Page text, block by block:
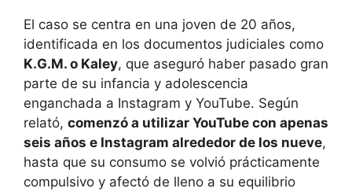
El caso se centra en una joven de 20 años,
identificada en los documentos judiciales como
K.G.M. o Kaley, que aseguró haber pasado gran
parte de su infancia y adolescencia
enganchada a Instagram y YouTube. Según
relató, comenzó a utilizar YouTube con apenas
seis años e Instagram alrededor de los nueve,
hasta que su consumo se volvió prácticamente
compulsivo y afectó de lleno a su equilibrio